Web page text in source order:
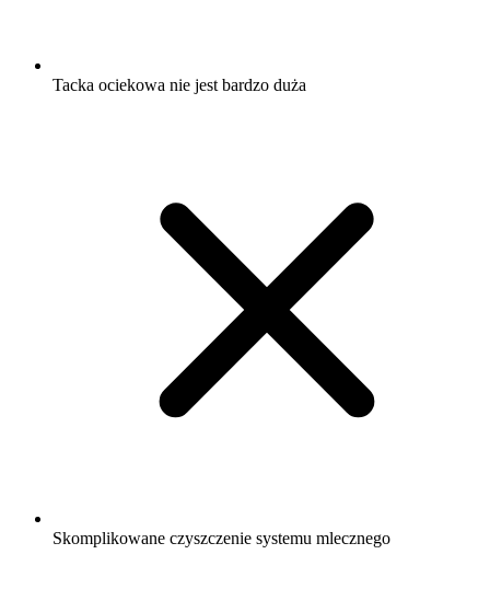
Tacka ociekowa nie jest bardzo duża
Skomplikowane czyszczenie systemu mlecznego